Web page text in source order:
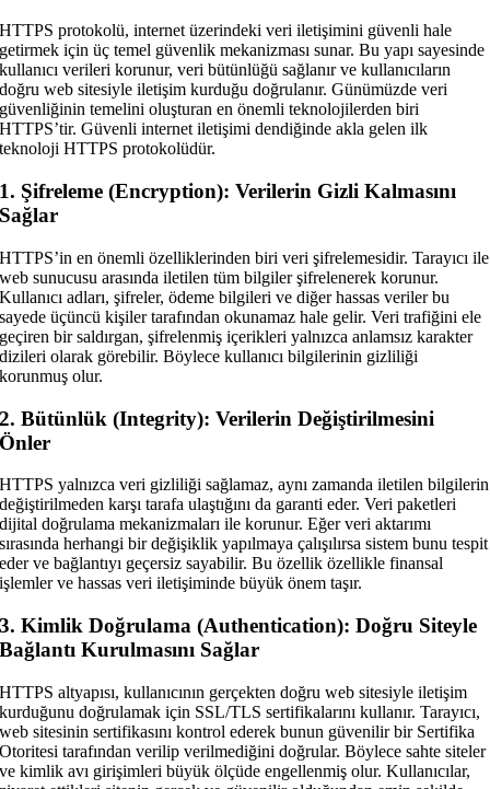
HTTPS protokolü, internet üzerindeki veri iletişimini güvenli hale
getirmek için üç temel güvenlik mekanizması sunar. Bu yapı sayesinde
kullanıcı verileri korunur, veri bütünlüğü sağlanır ve kullanıcıların
doğru web sitesiyle iletişim kurduğu doğrulanır. Günümüzde veri
güvenliğinin temelini oluşturan en önemli teknolojilerden biri
HTTPS’tir. Güvenli internet iletişimi dendiğinde akla gelen ilk
teknoloji HTTPS protokolüdür.
1. Şifreleme (Encryption): Verilerin Gizli Kalmasını
Sağlar
HTTPS’in en önemli özelliklerinden biri veri şifrelemesidir. Tarayıcı ile
web sunucusu arasında iletilen tüm bilgiler şifrelenerek korunur.
Kullanıcı adları, şifreler, ödeme bilgileri ve diğer hassas veriler bu
sayede üçüncü kişiler tarafından okunamaz hale gelir. Veri trafiğini ele
geçiren bir saldırgan, şifrelenmiş içerikleri yalnızca anlamsız karakter
dizileri olarak görebilir. Böylece kullanıcı bilgilerinin gizliliği
korunmuş olur.
2. Bütünlük (Integrity): Verilerin Değiştirilmesini
Önler
HTTPS yalnızca veri gizliliği sağlamaz, aynı zamanda iletilen bilgilerin
değiştirilmeden karşı tarafa ulaştığını da garanti eder. Veri paketleri
dijital doğrulama mekanizmaları ile korunur. Eğer veri aktarımı
sırasında herhangi bir değişiklik yapılmaya çalışılırsa sistem bunu tespit
eder ve bağlantıyı geçersiz sayabilir. Bu özellik özellikle finansal
işlemler ve hassas veri iletişiminde büyük önem taşır.
3. Kimlik Doğrulama (Authentication): Doğru Siteyle
Bağlantı Kurulmasını Sağlar
HTTPS altyapısı, kullanıcının gerçekten doğru web sitesiyle iletişim
kurduğunu doğrulamak için SSL/TLS sertifikalarını kullanır. Tarayıcı,
web sitesinin sertifikasını kontrol ederek bunun güvenilir bir Sertifika
Otoritesi tarafından verilip verilmediğini doğrular. Böylece sahte siteler
ve kimlik avı girişimleri büyük ölçüde engellenmiş olur. Kullanıcılar,